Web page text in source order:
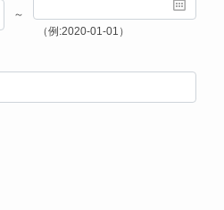
～
（例:2020-01-01）